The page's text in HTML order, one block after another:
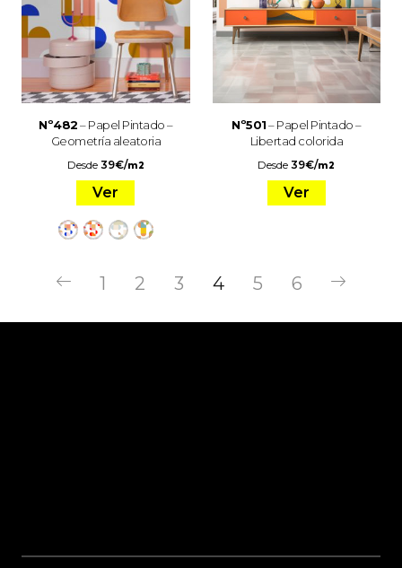
Nº482– Papel Pintado –
Geometría aleatoria
Desde 39€/m2
Ver
Nº501– Papel Pintado –
Libertad colorida
Desde39€/m2
Ver
1 2 3 4 5 6